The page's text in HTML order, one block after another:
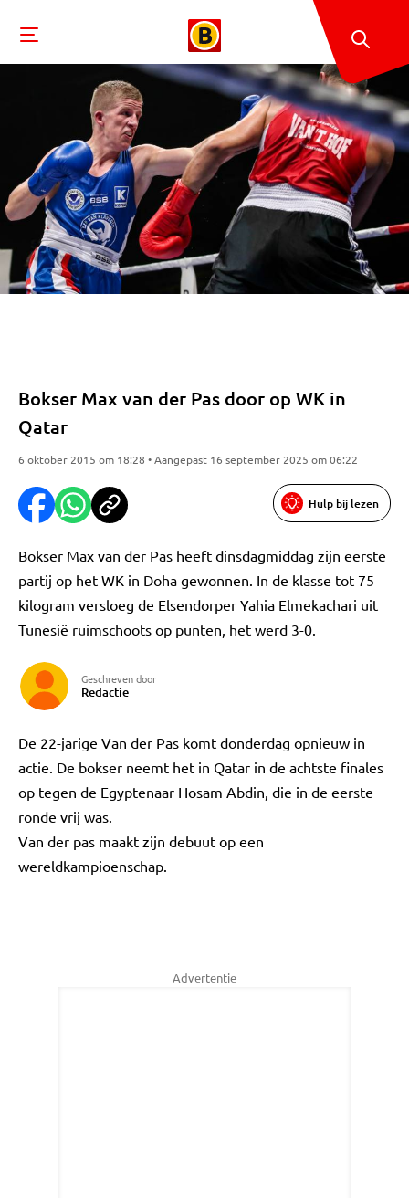
Bokser Max van der Pas door op WK in
Qatar
6 oktober 2015 om 18:28 • Aangepast 16 september 2025 om 06:22
Hulp bij lezen
Bokser Max van der Pas heeft dinsdagmiddag zijn eerste
partij op het WK in Doha gewonnen. In de klasse tot 75
kilogram versloeg de Elsendorper Yahia Elmekachari uit
Tunesië ruimschoots op punten, het werd 3-0.
Geschreven door
Redactie
De 22-jarige Van der Pas komt donderdag opnieuw in
actie. De bokser neemt het in Qatar in de achtste finales
op tegen de Egyptenaar Hosam Abdin, die in de eerste
ronde vrij was.
Van der pas maakt zijn debuut op een
wereldkampioenschap.
Advertentie